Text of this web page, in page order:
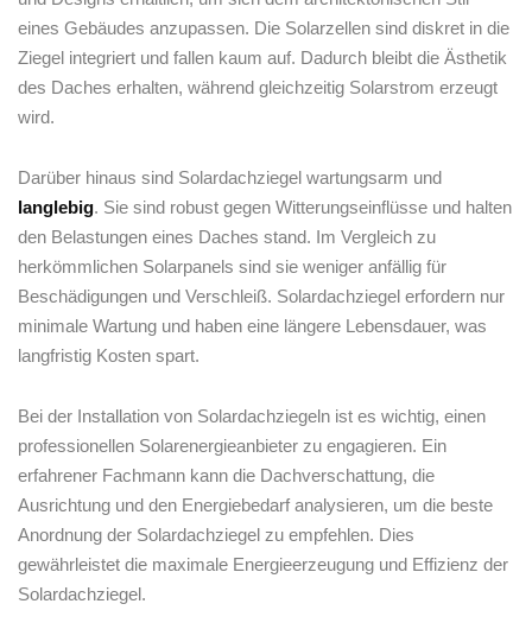
eines Gebäudes‌ anzupassen. ⁤Die Solarzellen sind diskret‍ in⁣ die
Ziegel ⁤integriert und fallen kaum auf. Dadurch bleibt die Ästhetik
des Daches erhalten, während gleichzeitig Solarstrom erzeugt
‌wird.
Darüber hinaus sind‍ Solardachziegel wartungsarm und
langlebig. Sie sind robust gegen Witterungseinflüsse und halten
den ​Belastungen⁣ eines Daches stand. Im Vergleich zu
herkömmlichen Solarpanels sind sie weniger anfällig für
Beschädigungen und Verschleiß. Solardachziegel erfordern ‍nur
minimale Wartung und haben eine längere‌ Lebensdauer, was
langfristig Kosten spart.
Bei der Installation von Solardachziegeln ist es wichtig,⁣ einen
professionellen Solarenergieanbieter zu engagieren. Ein
erfahrener Fachmann kann die Dachverschattung, die​
Ausrichtung und den Energiebedarf⁤ analysieren, um die beste ​
Anordnung der Solardachziegel zu⁤ empfehlen. Dies
gewährleistet die maximale Energieerzeugung und Effizienz der
Solardachziegel.